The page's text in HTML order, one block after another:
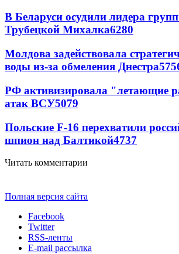
В Беларуси осудили лидера
Трубецкой Михалка6280
Молдова задействовала
воды из-за обмеления Днестра
РФ активизировала "летающие
атак ВСУ5079
Польские F-16 перехватили
шпион над Балтикой4737
Читать комментарии
Полная версия сайта
Facebook
Twitter
RSS-ленты
E-mail рассылка